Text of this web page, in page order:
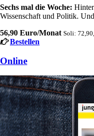
Sechs mal die Woche:
Wissenschaft und Politik.
56,90 Euro/Monat Soli:
Bestellen
Online